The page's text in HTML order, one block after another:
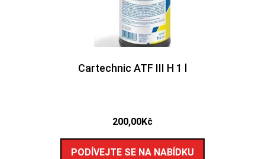
Cartechnic ATF III H 1 l
200,00Kč
PODÍVEJTE SE NA NABÍDKU